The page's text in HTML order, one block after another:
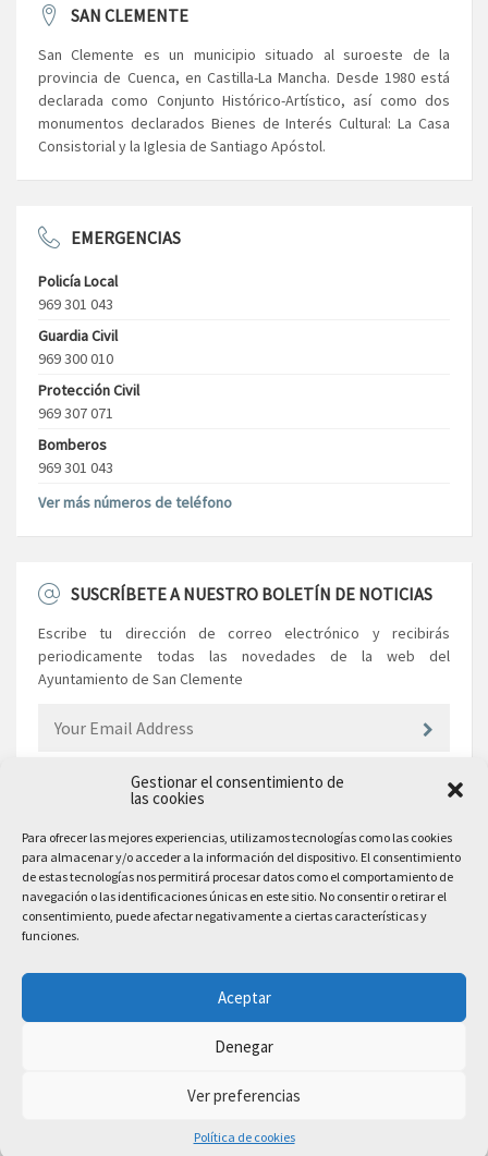
Gestionar el consentimiento de
las cookies
Para ofrecer las mejores experiencias, utilizamos tecnologías como las cookies
para almacenar y/o acceder a la información del dispositivo. El consentimiento
de estas tecnologías nos permitirá procesar datos como el comportamiento de
navegación o las identificaciones únicas en este sitio. No consentir o retirar el
consentimiento, puede afectar negativamente a ciertas características y
funciones.
Aceptar
Denegar
Ver preferencias
Política de cookies
SAN CLEMENTE
San Clemente es un municipio situado al suroeste de la
provincia de Cuenca, en Castilla-La Mancha. Desde 1980 está
declarada como Conjunto Histórico-Artístico, así como dos
monumentos declarados Bienes de Interés Cultural: La Casa
Consistorial y la Iglesia de Santiago Apóstol.
EMERGENCIAS
Policía Local
969 301 043
Guardia Civil
969 300 010
Protección Civil
969 307 071
Bomberos
969 301 043
Ver más números de teléfono
SUSCRÍBETE A NUESTRO BOLETÍN DE NOTICIAS
Escribe tu dirección de correo electrónico y recibirás
periodicamente todas las novedades de la web del
Ayuntamiento de San Clemente
EL AYUNTAMIENTO
Plaza Mayor, 10
San Clemente, 16600, Cuenca
Teléfono: 969 300 003
Email Comunicación y Publicidad:
comunicacion@sanclemente.es
2023 © Ayuntamiento de San Clemente. Todos los derechos reservados